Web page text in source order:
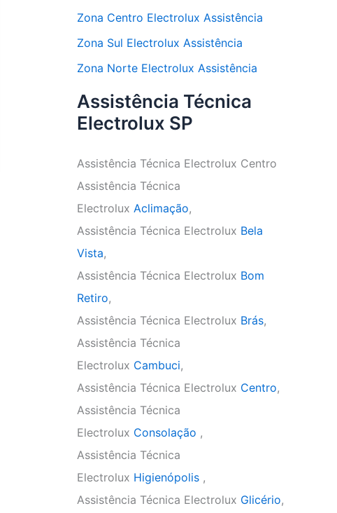
Zona Centro Electrolux Assistência
Zona Sul Electrolux Assistência
Zona Norte Electrolux Assistência
Assistência Técnica
Electrolux SP
Assistência Técnica Electrolux Centro
Assistência Técnica
Electrolux Aclimação,
Assistência Técnica Electrolux Bela
Vista,
Assistência Técnica Electrolux Bom
Retiro,
Assistência Técnica Electrolux Brás,
Assistência Técnica
Electrolux Cambuci,
Assistência Técnica Electrolux Centro,
Assistência Técnica
Electrolux Consolação ,
Assistência Técnica
Electrolux Higienópolis ,
Assistência Técnica Electrolux Glicério,